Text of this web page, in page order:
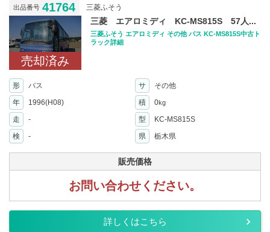
出品番号 41764 三菱ふそう
売却済み
三菱 エアロミディ KC-MS815S 57人...
三菱ふそう エアロミディ その他 バス KC-MS815S中古ト
ラック詳細
形 バス サ
その他
年
1996(H08) 積 0kg
走 - 型
KC-MS815S
検
- 県 栃木県
販売価格
お問い合わせください。
詳しくはこちら